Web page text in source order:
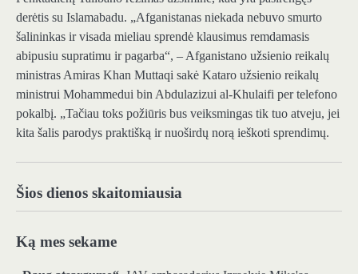
derėtis su Islamabadu. „Afganistanas niekada nebuvo smurto
šalininkas ir visada mieliau sprendė klausimus remdamasis
abipusiu supratimu ir pagarba“, – Afganistano užsienio reikalų
ministras Amiras Khan Muttaqi sakė Kataro užsienio reikalų
ministrui Mohammedui bin Abdulazizui al-Khulaifi per telefono
pokalbį. „Tačiau toks požiūris bus veiksmingas tik tuo atveju, jei
kita šalis parodys praktišką ir nuoširdų norą ieškoti sprendimų.
Šios dienos skaitomiausia
Ką mes sekame